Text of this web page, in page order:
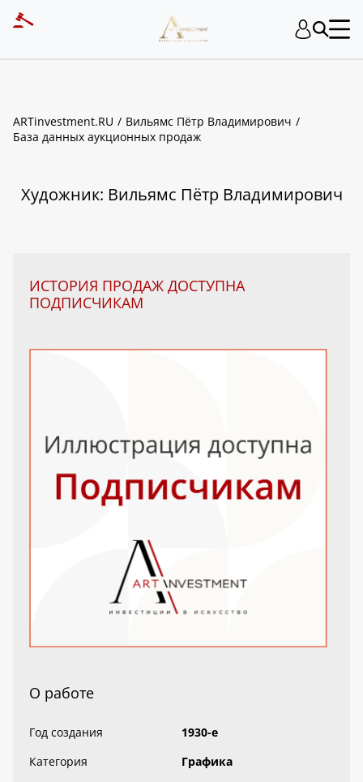
ARTinvestment.RU
Вильямс Пётр Владимирович
База данных аукционных продаж
Художник: Вильямс Пётр Владимирович
ИСТОРИЯ ПРОДАЖ ДОСТУПНА
ПОДПИСЧИКАМ
О работе
Год создания
1930-е
Категория
Графика